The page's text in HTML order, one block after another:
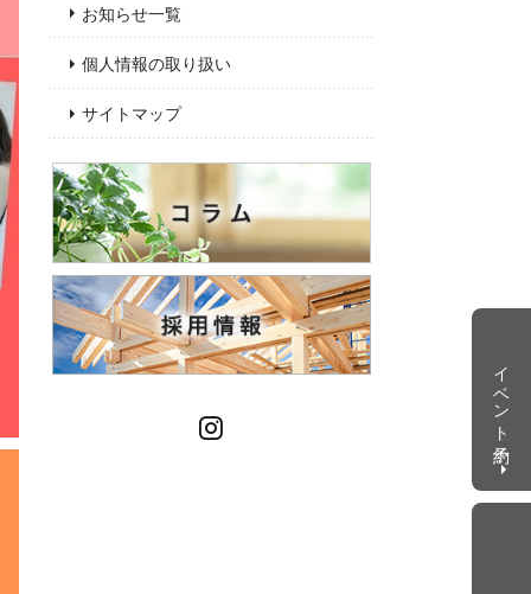
お知らせ一覧
個人情報の取り扱い
サイトマップ
イベント予約